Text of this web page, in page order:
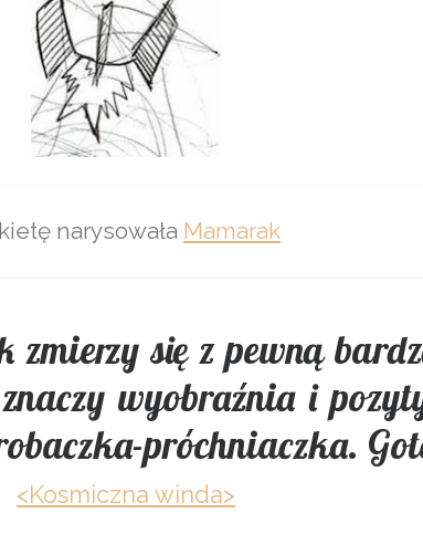
narysowała Mamarak
zmierzy się z pewną
wyobraźnia i
próchniaczka.
<Kosmiczna winda>